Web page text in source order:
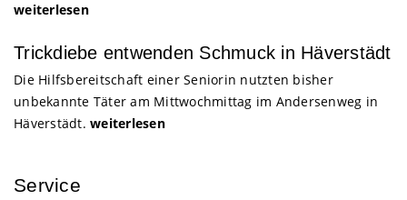
weiterlesen
Trickdiebe entwenden Schmuck in Häverstädt
Die Hilfsbereitschaft einer Seniorin nutzten bisher
unbekannte Täter am Mittwochmittag im Andersenweg in
Häverstädt. weiterlesen
Service